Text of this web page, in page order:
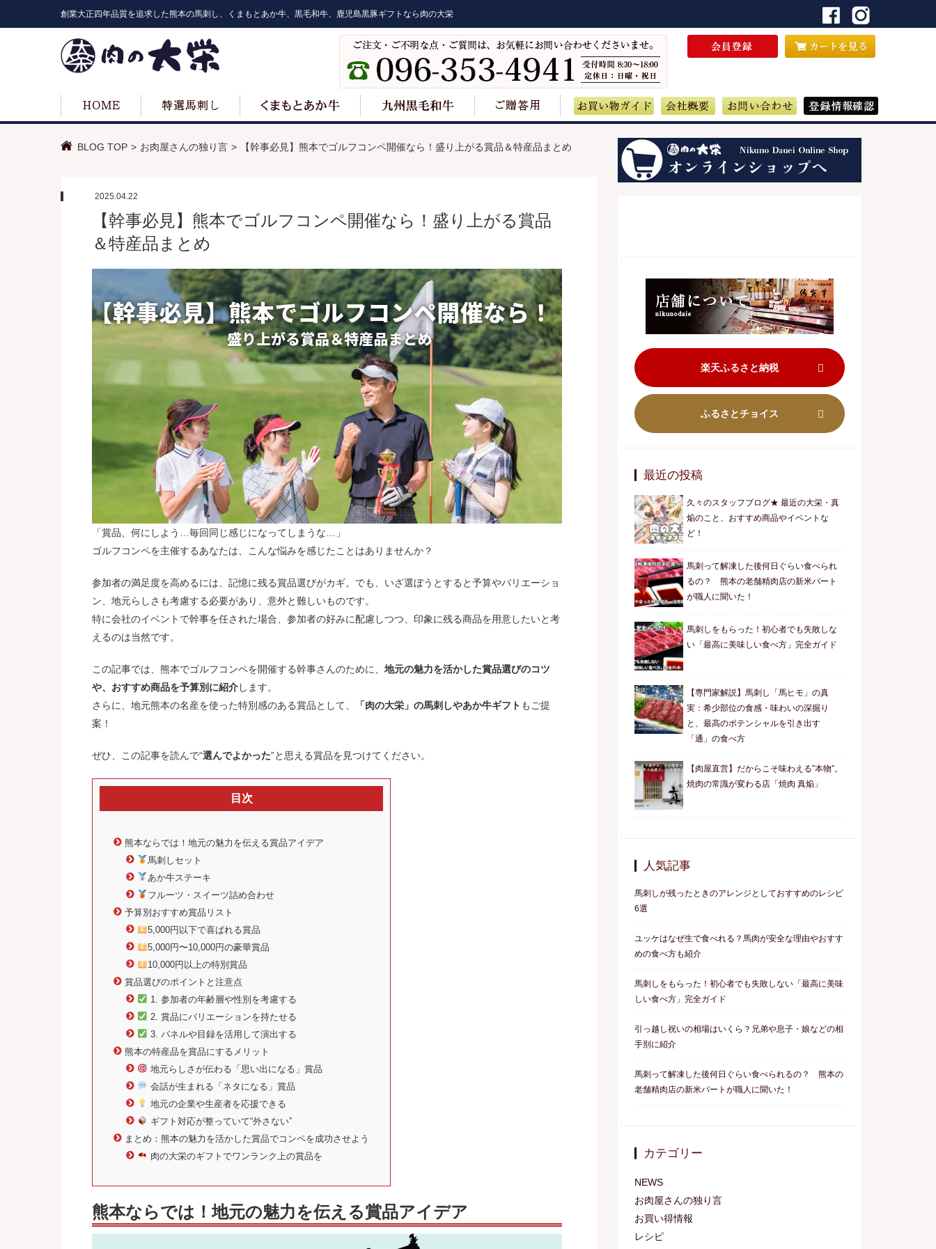
創業大正四年品質を追求した熊本の馬刺し、くまもとあか牛、黒毛和牛、鹿児島黒豚ギフトなら肉の大栄
BLOG TOP お肉屋さんの独り言 【幹事必見】熊本でゴルフコンペ開催なら！盛り上がる賞品＆特産品まとめ
2025.04.22
【幹事必見】熊本でゴルフコンペ開催なら！盛り上がる賞品
＆特産品まとめ
「賞品、何にしよう…毎回同じ感じになってしまうな…」
ゴルフコンペを主催するあなたは、こんな悩みを感じたことはありませんか？
参加者の満足度を高めるには、記憶に残る賞品選びがカギ。でも、いざ選ぼうとすると予算やバリエーショ
ン、地元らしさも考慮する必要があり、意外と難しいものです。
特に会社のイベントで幹事を任された場合、参加者の好みに配慮しつつ、印象に残る商品を用意したいと考
えるのは当然です。
この記事では、熊本でゴルフコンペを開催する幹事さんのために、 地元の魅力を活かした賞品選びのコツ
や、おすすめ商品を予算別に紹介します。
さらに、地元熊本の名産を使った特別感のある賞品として、
「肉の大栄」の馬刺しやあか牛ギフト もご提
案！
ぜひ、この記事を読んで“選んでよかった”と思える賞品を見つけてください。
目次
熊本ならでは！地元の魅力を伝える賞品アイデア
馬刺しセット
あか牛ステーキ
フルーツ・スイーツ詰め合わせ
予算別おすすめ賞品リスト
5,000円以下で喜ばれる賞品
5,000円〜10,000円の豪華賞品
10,000円以上の特別賞品
賞品選びのポイントと注意点
1. 参加者の年齢層や性別を考慮する
2. 賞品にバリエーションを持たせる
3. パネルや目録を活用して演出する
熊本の特産品を賞品にするメリット
地元らしさが伝わる「思い出になる」賞品
会話が生まれる「ネタになる」賞品
地元の企業や生産者を応援できる
ギフト対応が整っていて“外さない”
まとめ：熊本の魅力を活かした賞品でコンペを成功させよう
肉の大栄のギフトでワンランク上の賞品を
熊本ならでは！地元の魅力を伝える賞品アイデア
楽天ふるさと納税
ふるさとチョイス
最近の投稿
久々のスタッフブログ★ 最近の大栄・真
焔のこと、おすすめ商品やイベントな
ど！
馬刺って解凍した後何日ぐらい食べられ
るの？ 熊本の老舗精肉店の新米パート
が職人に聞いた！
馬刺しをもらった！初心者でも失敗しな
い「最高に美味しい食べ方」完全ガイド
【専門家解説】馬刺し「馬ヒモ」の真
実：希少部位の食感・味わいの深掘り
と、最高のポテンシャルを引き出す
「通」の食べ方
【肉屋直営】だからこそ味わえる”本物”。
焼肉の常識が変わる店「焼肉 真焔」
人気記事
馬刺しが残ったときのアレンジとしておすすめのレシピ
6選
ユッケはなぜ生で食べれる？馬肉が安全な理由やおすす
めの食べ方も紹介
馬刺しをもらった！初心者でも失敗しない「最高に美味
しい食べ方」完全ガイド
引っ越し祝いの相場はいくら？兄弟や息子・娘などの相
手別に紹介
馬刺って解凍した後何日ぐらい食べられるの？ 熊本の
老舗精肉店の新米パートが職人に聞いた！
カテゴリー
NEWS
お肉屋さんの独り言
お買い得情報
レシピ